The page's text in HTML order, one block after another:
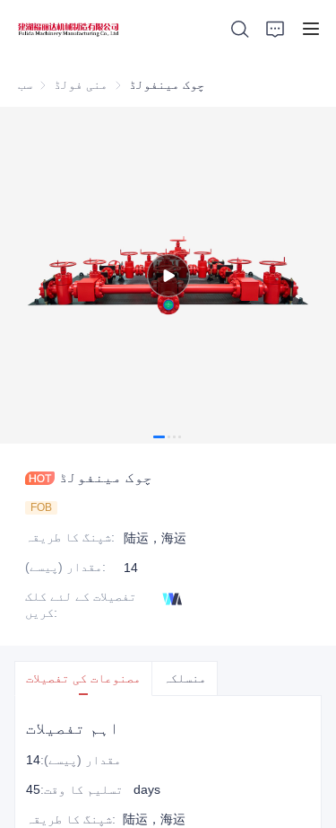
سب منی فولڈ منی فولڈ
چوک مینفولڈ
چوک مینفولڈ
FOB
شپنگ کا طریقہ:
陆运，海运
مقدار (پیسے):
14
تفصیلات کے لئے کلک
کریں:
مصنوعات کی تفصیلات منسلکہ
اہم تفصیلات
مقدار (پیسے):
14
تسلیم کا وقت: 45 days
شپنگ کا طریقہ: 陆运，海运
News